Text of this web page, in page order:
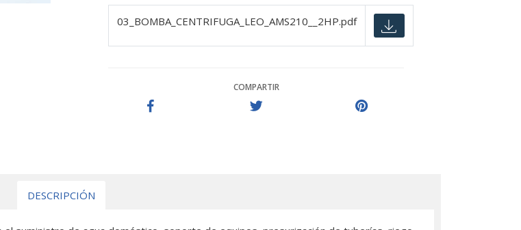
03_BOMBA_CENTRIFUGA_LEO_AMS210__2HP.pdf
COMPARTIR
DESCRIPCIÓN